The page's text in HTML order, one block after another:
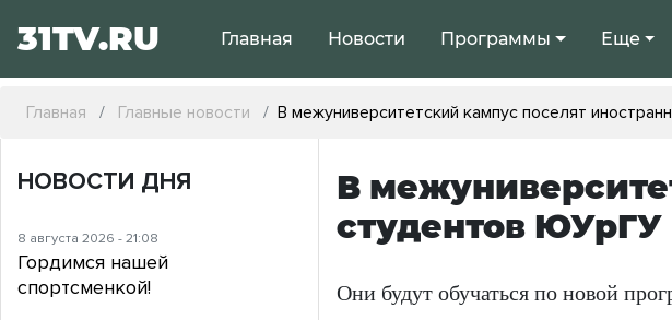
31TV.RU Главная Новости Программы Еще
Главная Главные новости В межуниверситетский кампус поселят
В
студентов ЮУрГУ
Они будут обучаться по новой
НОВОСТИ ДНЯ
8 августа 2026 - 21:08
Гордимся нашей
спортсменкой!